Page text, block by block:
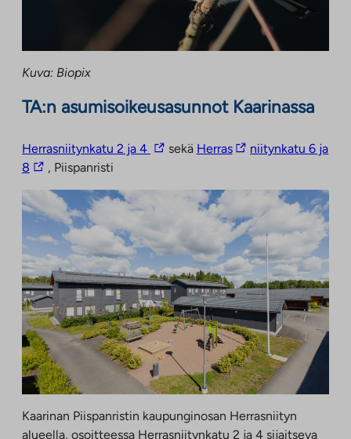
Kuva: Biopix
TA:n asumisoikeusasunnot Kaarinassa
Herrasniitynkatu 2 ja 4 Linkki
palveluun.
aukeaa
uuteen
välilehteen
sekä HerrasLinkki
palveluun.
Linkki
aukeaa
uuteen
välilehteen
niitynkatu 6 ja
8 Linkki
ulkopuoliseen
palveluun.
Linkki
aukeaa
uuteen
välilehteen
, Piispanristi
Kaarinan Piispanristin kaupunginosan Herrasniityn
alueella, osoitteessa Herrasniitynkatu 2 ja 4 sijaitseva